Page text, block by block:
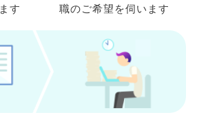
す
職のご希望を伺います